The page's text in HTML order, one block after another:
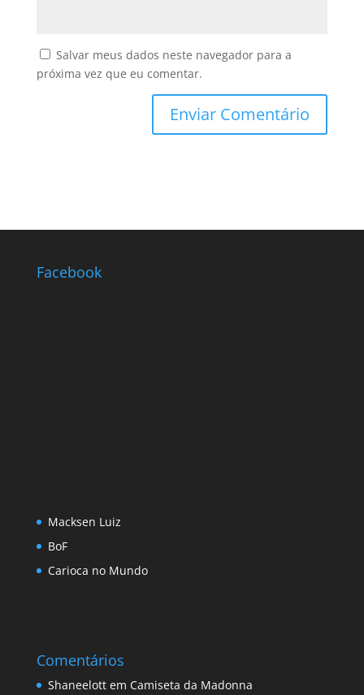
Salvar meus dados neste navegador para a
próxima vez que eu comentar.
Facebook
Macksen Luiz
BoF
Carioca no Mundo
Comentários
Shaneelottem Camiseta da Madonna